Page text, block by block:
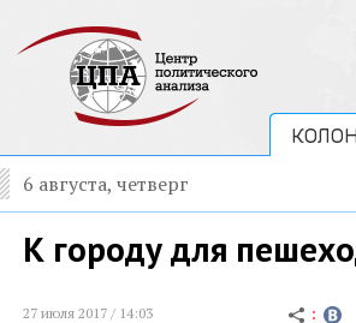
6 августа, четверг
К городу для
27 июля 2017 / 14:03